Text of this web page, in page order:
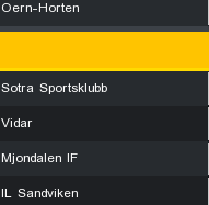
Oern-Horten
Sotra Sportsklubb
Vidar
Mjondalen IF
IL Sandviken